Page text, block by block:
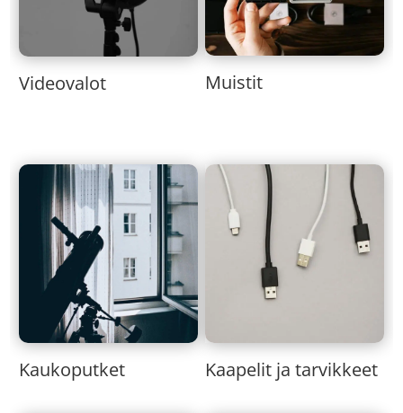
Videovalot Muistit
Kaukoputket Kaapelit ja tarvikkeet